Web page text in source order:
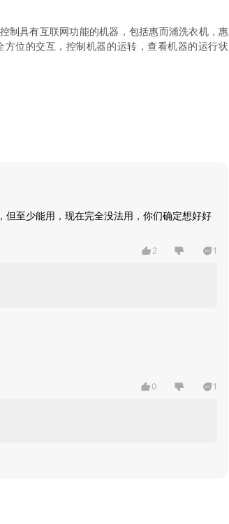
制具有互联网功能的机器，包括惠而浦洗衣机，惠
位的交互，控制机器的运转，查看机器的运行状
至少能用，现在完全没法用，你们确定想好好
2 1
0 1